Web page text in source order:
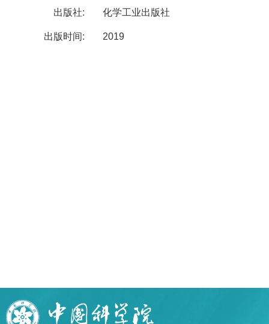
出版社: 化学工业出版社
出版时间: 2019